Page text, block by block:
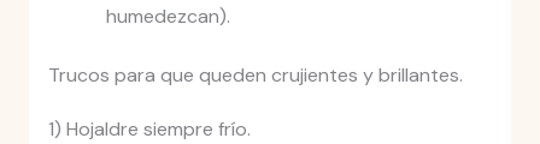
humedezcan).
Trucos para que queden crujientes y brillantes.
1) Hojaldre siempre frío.